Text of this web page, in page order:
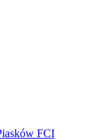
FCI